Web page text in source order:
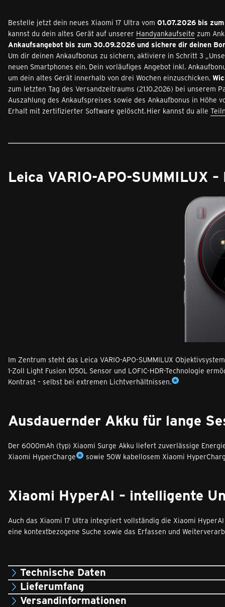
Bestelle jetzt dein neues Xiaomi 17 Ultra vom 01.07.2026 bis
kannst du dein altes Gerät auf unserer Handyankaufseite zum
Ankaufsangebot bis zum 30.09.2026 und sichere dir deinen
Um dir deinen Ankaufbonus zu sichern, aktiviere in Schritt 3
neuen Smartphones ein. Dein vorläufiges Angebot inkl.
um dein altes Gerät innerhalb von drei Wochen einzuschicken.
zum letzten Tag des Versandzeitraums (21.10.2026) bei unserem
Auszahlung des Ankaufspreises sowie des Ankaufbonus in Höhe
Erhalt mit zertifizierter Software gelöscht.Hier kannst du alle
Leica VARIO-APO-SUMMILUX
Im Zentrum steht das Leica VARIO-APO-SUMMILUX
1-Zoll Light Fusion 1050L Sensor und LOFIC-HDR-Technologie
Kontrast – selbst bei extremen Lichtverhältnissen.
Ausdauernder Akku für lange
Der 6000mAh (typ) Xiaomi Surge Akku liefert zuverlässige
Xiaomi HyperCharge
sowie 50W kabellosem Xiaomi
Xiaomi HyperAI – intelligente
Auch das Xiaomi 17 Ultra integriert vollständig die Xiaomi
eine kontextbezogene Suche sowie das Erfassen und
Technische Daten
Lieferumfang
Versandinformationen